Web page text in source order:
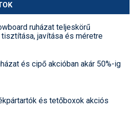
ruházat teljeskörű
javítása és méretre
és cipő akcióban akár 50%-ig
és tetőboxok akciós